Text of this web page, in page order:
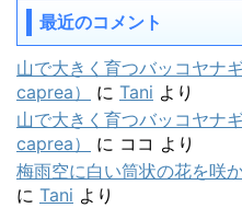
最近のコメント
山で大きく育つバッコヤナ
caprea）
に Tani より
山で大きく育つバッコヤナ
caprea）
に ココ より
梅雨空に白い筒状の花を咲
に Tani より